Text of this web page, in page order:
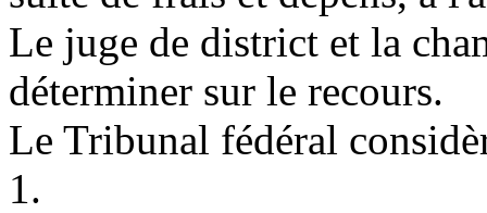
Le juge de district et la
déterminer sur le recours.
Le Tribunal fédéral
1.